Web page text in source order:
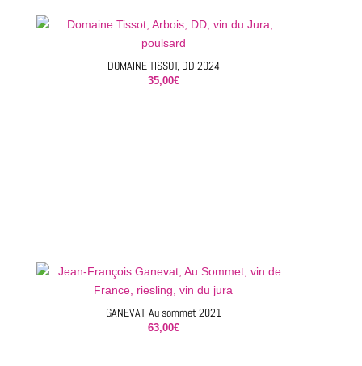
DOMAINE TISSOT, DD 2024
35,00€
GANEVAT, Au sommet 2021
63,00€